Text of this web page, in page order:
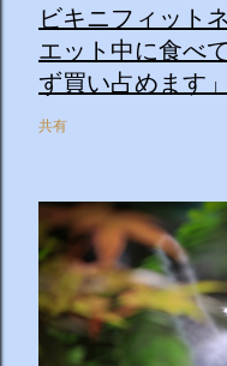
ビキニフィット
エット中に食べ
ず買い占めます」
共有